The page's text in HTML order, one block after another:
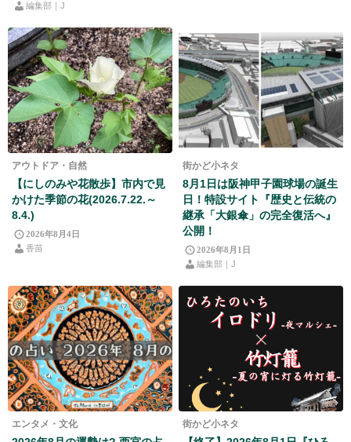
編集部｜J
アウトドア・自然
【にしのみや花散歩】市内で見
かけた季節の花(2026.7.22.～
8.4.)
2026年8月4日
香苗
街かど小ネタ
8月1日は阪神甲子園球場の誕生
日！特設サイト『歴史と伝統の
継承「大銀傘」の完全復活へ』
公開！
2026年8月1日
編集部｜J
エンタメ・文化 街かど小ネタ